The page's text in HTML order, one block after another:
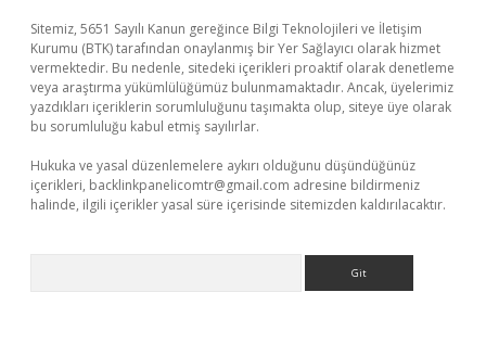
Sitemiz, 5651 Sayılı Kanun gereğince Bilgi Teknolojileri ve İletişim
Kurumu (BTK) tarafından onaylanmış bir Yer Sağlayıcı olarak hizmet
vermektedir. Bu nedenle, sitedeki içerikleri proaktif olarak denetleme
veya araştırma yükümlülüğümüz bulunmamaktadır. Ancak, üyelerimiz
yazdıkları içeriklerin sorumluluğunu taşımakta olup, siteye üye olarak
bu sorumluluğu kabul etmiş sayılırlar.
Hukuka ve yasal düzenlemelere aykırı olduğunu düşündüğünüz
içerikleri, backlinkpanelicomtr@gmail.com adresine bildirmeniz
halinde, ilgili içerikler yasal süre içerisinde sitemizden kaldırılacaktır.